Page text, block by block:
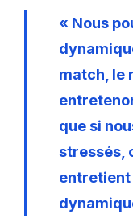
« Nous
match, le
que si
stressés,
entretient